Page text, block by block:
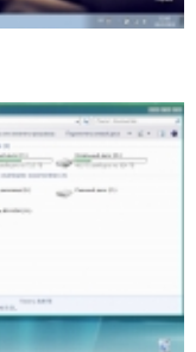
25 9